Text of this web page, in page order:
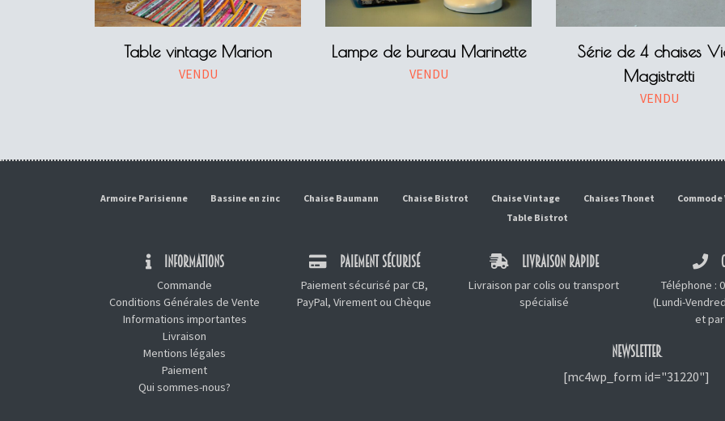
Table vintage Marion
VENDU
Lampe de bureau Marinette
VENDU
Série de 4 chaises
Magistretti
VENDU
Armoire Parisienne Bassine en zinc Chaise Baumann Chaise Bistrot Chaise Vintage Chaises Thonet
Table Bistrot
INFORMATIONS
Commande
Conditions Générales de Vente
Informations importantes
Livraison
Mentions légales
Paiement
Qui sommes-nous?
PAIEMENT SÉCURISÉ
Paiement sécurisé par CB,
PayPal, Virement ou Chèque
LIVRAISON RAPIDE
Livraison par colis ou transport
spécialisé
Téléphone :
(Lundi-
et
NEWSLETTER
[mc4wp_form id="31220"]